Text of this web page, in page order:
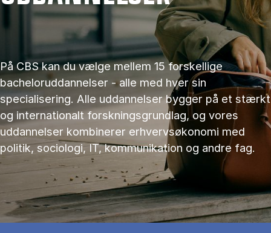
På CBS kan du vælge mellem 15 forskellige
bacheloruddannelser - alle med hver sin
specialisering. Alle uddannelser bygger på et stærkt
og internationalt forskningsgrundlag, og vores
uddannelser kombinerer erhvervsøkonomi med
politik, sociologi, IT, kommunikation og andre fag.